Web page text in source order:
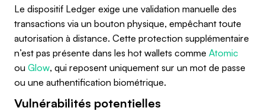
Le dispositif Ledger exige une validation manuelle des
transactions via un bouton physique, empêchant toute
autorisation à distance. Cette protection supplémentaire
n’est pas présente dans les hot wallets comme Atomic
ou Glow, qui reposent uniquement sur un mot de passe
ou une authentification biométrique.
Vulnérabilités potentielles